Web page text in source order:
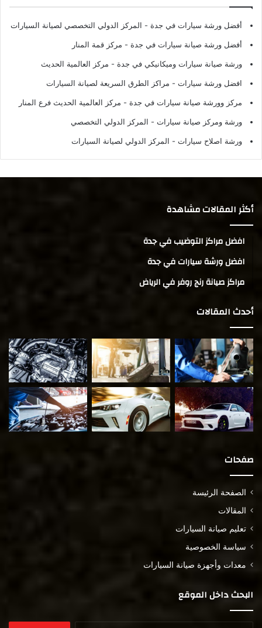
أفضل ورشة سيارات في جدة - المركز الدولي التخصصي لصيانة السيارات
أفضل ورشة صيانة سيارات في جدة - مركز قمة المنار
ورشة صيانة سيارات وميكانيكي في جدة - مركز العالمية الحديث
افضل ورشة سيارات - مراكز الطرق السريعة لصيانة السيارات
مركز وورشة صيانة سيارات في جدة - مركز العالمية الحديث فرع المنار
ورشة ومركز صيانة سيارات - المركز الدولي التخصصي
ورشة اصلاح سيارات - المركز الدولي لصيانة السيارات
أكثر المقالات مشاهدة
افضل مراكز التوضيب في جدة
افضل ورشة سيارات في جدة
مراكز صيانة رنج روفر في الرياض
أحدث المقالات
صفحات
الصفحة الرئيسة
المقالات
تعليم صيانة السيارات
سياسة الخصوصية
معدات وأجهزة صيانة السيارات
البحث داخل الموقع